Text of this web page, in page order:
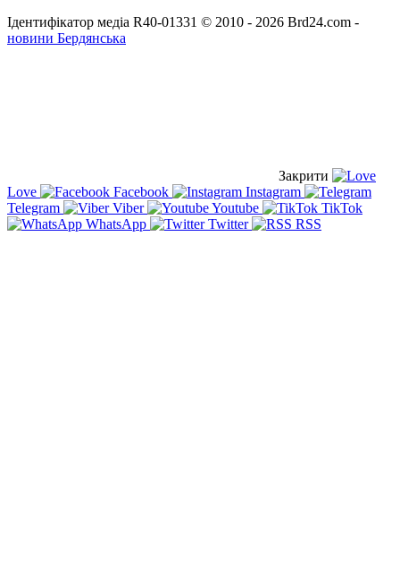
Ідентифікатор медіа R40-01331 © 2010 - 2026 Brd24.com -
новини Бердянська
Закрити
Love
Facebook
Instagram
Telegram
Viber Youtube
TikTok
WhatsApp
Twitter RSS